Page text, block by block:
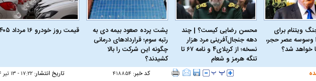
ویتنام برای
وسوسه عصر حجر،
خواهد شد؟
محسن رضایی کیست؟ | چند
دهه جنجال‌آفرینی مرد هزار
نسخه؛ از کربلای۴ و نامه ۶۷ تا
تنگه هرمز و شعام
پشت پرده صعود بیمه دی به
رتبه سوم؛ قراردادهای درمانی
چگونه این شرکت را بالا
کشیدند؟
قیمت روز خودرو ۱۶ مرداد ۱۴۰۵
کد خبر: ۴۱۸۸۵۴ تاریخ انتشار: ۱۷:۲۲ - ۱۳ تير ۱۴۰۴